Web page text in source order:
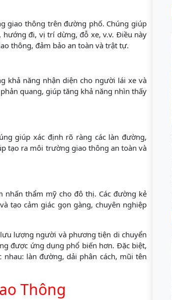
giao thông trên đường phố. Chúng giúp
đi, vị trí dừng, đỗ xe, v.v. Điều này
thông, đảm bảo an toàn và trật tự.
khả năng nhận diện cho người lái xe và
quang, giúp tăng khả năng nhìn thấy
giúp xác định rõ ràng các làn đường,
tạo ra môi trường giao thông an toàn và
nhấn thẩm mỹ cho đô thị. Các đường kẻ
tạo cảm giác gọn gàng, chuyên nghiệp
lượng người và phương tiện di chuyển
được ứng dụng phổ biến hơn. Đặc biệt,
làn đường, dải phân cách, mũi tên
Thông